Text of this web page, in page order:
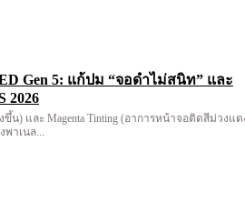
Gen 5: แก้ปม “จอดำไม่สนิท” และ
2026
น) และ Magenta Tinting (อาการหน้าจอติดสีม่วงแด
าเนล...